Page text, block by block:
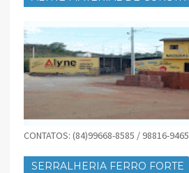
CONTATOS: (84)99668-8585 / 98816-9465
SERRALHERIA FERRO FORTE